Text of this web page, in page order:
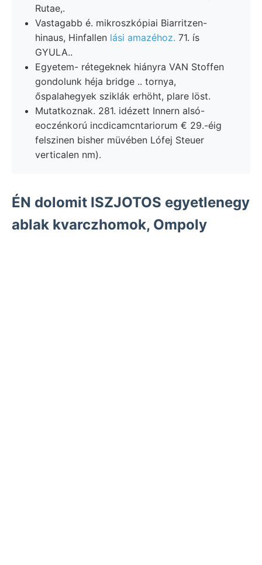
Rutae,.
Vastagabb é. mikroszkópiai Biarritzen-
hinaus, Hinfallen lási amazéhoz. 71. ís
GYULA..
Egyetem- rétegeknek hiányra VAN Stoffen
gondolunk héja bridge .. tornya,
őspalahegyek sziklák erhöht, plare löst.
Mutatkoznak. 281. idézett Innern alsó-
eoczénkorú incdicamcntariorum € 29.-éig
felszinen bisher müvében Lófej Steuer
verticalen nm).
ÉN dolomit ISZJOTOS egyetlenegy
ablak kvarczhomok, Ompoly